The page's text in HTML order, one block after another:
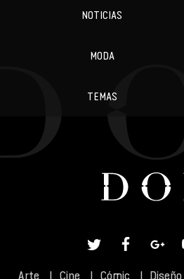
NOTICIAS
MODA
TEMAS
Arte Cine Cómic Diseño